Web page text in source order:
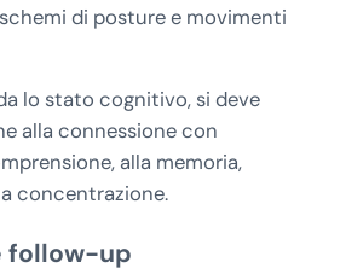
di posture e movimenti
lo stato cognitivo, si deve
alla connessione con
alla memoria,
concentrazione.
follow-up